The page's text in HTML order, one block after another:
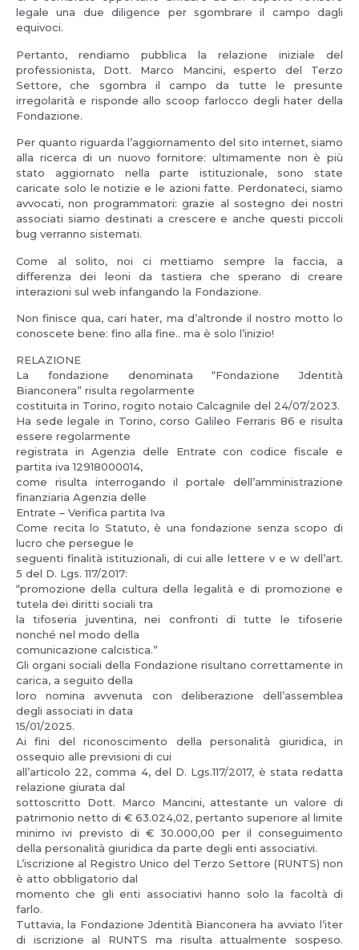
legale una due diligence per sgombrare il campo dagli
equivoci.
Pertanto, rendiamo pubblica la relazione iniziale del
professionista, Dott. Marco Mancini, esperto del Terzo
Settore, che sgombra il campo da tutte le presunte
irregolarità e risponde allo scoop farlocco degli hater della
Fondazione.
Per quanto riguarda l’aggiornamento del sito internet, siamo
alla ricerca di un nuovo fornitore: ultimamente non è più
stato aggiornato nella parte istituzionale, sono state
caricate solo le notizie e le azioni fatte. Perdonateci, siamo
avvocati, non programmatori: grazie al sostegno dei nostri
associati siamo destinati a crescere e anche questi piccoli
bug verranno sistemati.
Come al solito, noi ci mettiamo sempre la faccia, a
differenza dei leoni da tastiera che sperano di creare
interazioni sul web infangando la Fondazione.
Non finisce qua, cari hater, ma d’altronde il nostro motto lo
conoscete bene: fino alla fine.. ma è solo l’inizio!
RELAZIONE
La fondazione denominata “Fondazione Jdentità
Bianconera” risulta regolarmente
costituita in Torino, rogito notaio Calcagnile del 24/07/2023.
Ha sede legale in Torino, corso Galileo Ferraris 86 e risulta
essere regolarmente
registrata in Agenzia delle Entrate con codice fiscale e
partita iva 12918000014,
come risulta interrogando il portale dell’amministrazione
finanziaria Agenzia delle
Entrate – Verifica partita Iva
Come recita lo Statuto, è una fondazione senza scopo di
lucro che persegue le
seguenti finalità istituzionali, di cui alle lettere v e w dell’art.
5 del D. Lgs. 117/2017:
“promozione della cultura della legalità e di promozione e
tutela dei diritti sociali tra
la tifoseria juventina, nei confronti di tutte le tifoserie
nonché nel modo della
comunicazione calcistica.”
Gli organi sociali della Fondazione risultano correttamente in
carica, a seguito della
loro nomina avvenuta con deliberazione dell’assemblea
degli associati in data
15/01/2025.
Ai fini del riconoscimento della personalità giuridica, in
ossequio alle previsioni di cui
all’articolo 22, comma 4, del D. Lgs.117/2017, è stata redatta
relazione giurata dal
sottoscritto Dott. Marco Mancini, attestante un valore di
patrimonio netto di € 63.024,02, pertanto superiore al limite
minimo ivi previsto di € 30.000,00 per il conseguimento
della personalità giuridica da parte degli enti associativi.
L’iscrizione al Registro Unico del Terzo Settore (RUNTS) non
è atto obbligatorio dal
momento che gli enti associativi hanno solo la facoltà di
farlo.
Tuttavia, la Fondazione Jdentità Bianconera ha avviato l’iter
di iscrizione al RUNTS ma risulta attualmente sospeso.